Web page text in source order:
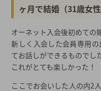
ヶ月で結婚（31歳女性
オーネット入会後初めての
新しく入会した会員専用
てお話しができるものでし
これがとても楽しかった！
ここでお会いした人の内2